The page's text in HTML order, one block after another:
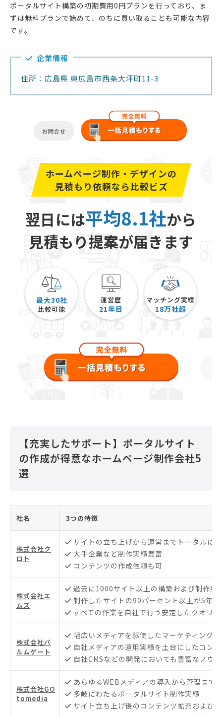
ポータルサイト構築の初期費用0円プランを行っており、ま
ずは無料プランで始めて、のちに買い取ることも可能な内容
です。
企業情報
住所：広島県 東広島市西条大坪町11-3
お問合せ
ホームページ制作・デザインの
見積もり依頼なら比較ビズ
翌日には平均8.1社から
見積もり提案が届きます
最大30社
比較可能
運営歴
21年目
マッチング実績
18万社超
【充実したサポート】ポータルサイト
の作成が得意なホームページ制作会社5
選
社名 3つの特徴
株式会社ク
ロト
サイトの立ち上げから運営までトータルに
大手企業など制作実績豊富
コンテンツの作成依頼も可
株式会社エ
ムズ
過去に1000サイト以上の構築および制作実
制作したサイトの90パーセント以上が5年
すべての作業を自社で行う安定したクオリ
株式会社パ
ルムゲート
幅広いメディアを駆使したマーケティング
自社メディアの運用実績を土台にしたコン
自社CMSなどの開発においても豊富なノウ
株式会社GO
tomedia
あらゆるWEBメディアの導入から管理まで
多岐にわたるポータルサイト制作実績
サイト立ち上げ後のコンテンツ拡充および